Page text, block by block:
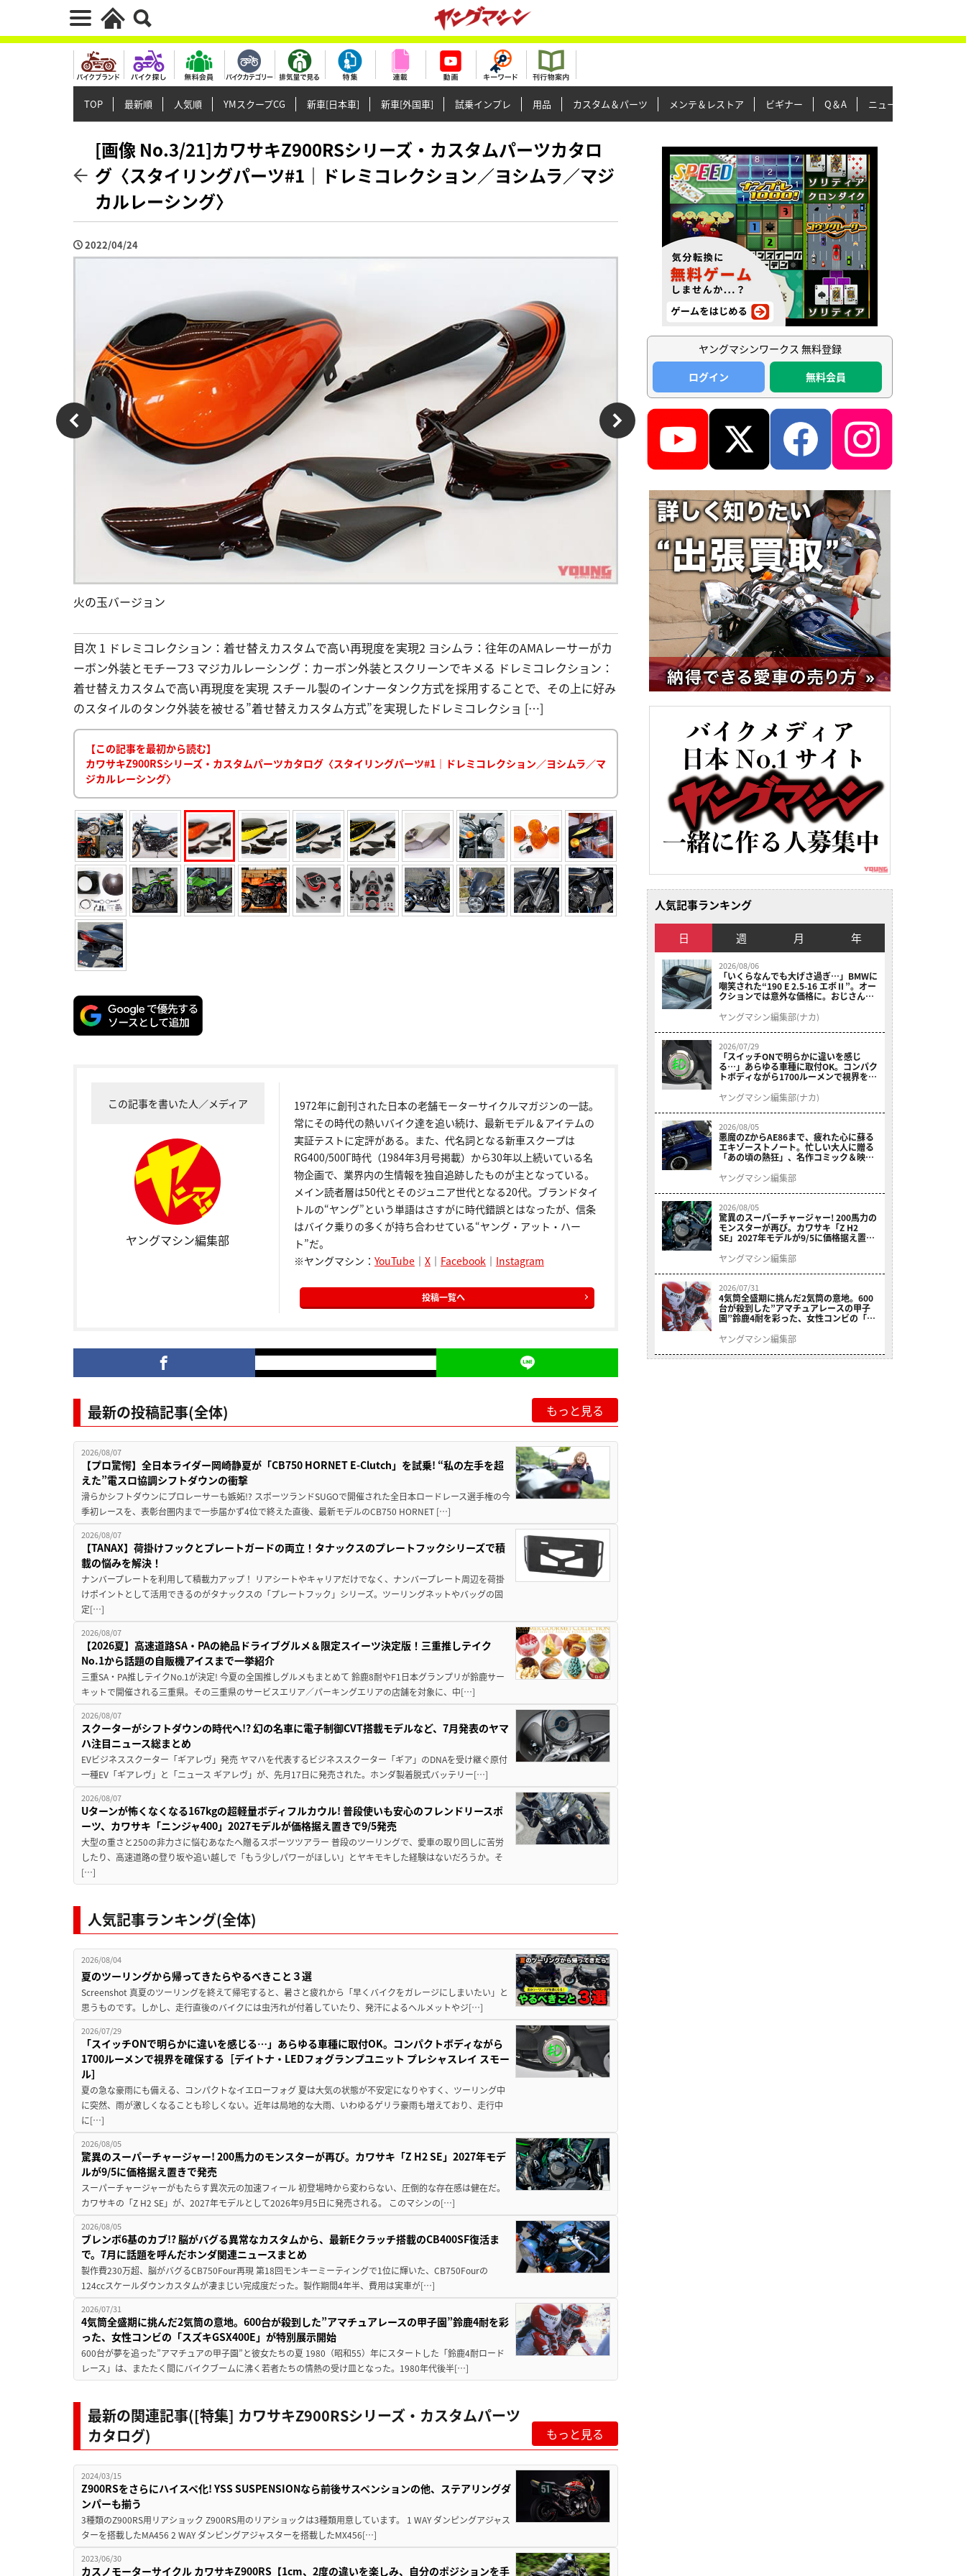
TOP 最新順 人気順 YMスクープCG 新車[日本車] 新車[外国車] 試乗インプレ 用品 カスタム＆パーツ メンテ＆レストア ビギナー Q＆A ニュース＆トピックス
[画像 No.3/21]カワサキZ900RSシリーズ・カスタムパーツカタロ
グ〈スタイリングパーツ#1｜ドレミコレクション／ヨシムラ／マジ
カルレーシング〉
2022/04/24
火の玉バージョン
目次 1 ドレミコレクション：着せ替えカスタムで高い再現度を実現2 ヨシムラ：往年のAMAレーサーがカ
ーボン外装とモチーフ3 マジカルレーシング：カーボン外装とスクリーンでキメる ドレミコレクション：
着せ替えカスタムで高い再現度を実現 スチール製のインナータンク方式を採用することで、その上に好み
のスタイルのタンク外装を被せる”着せ替えカスタム方式”を実現したドレミコレクショ […]
【この記事を最初から読む】
カワサキZ900RSシリーズ・カスタムパーツカタログ〈スタイリングパーツ#1｜ドレミコレクション／ヨシムラ／マ
ジカルレーシング〉
この記事を書いた人／メディア
ヤングマシン編集部
1972年に創刊された日本の老舗モーターサイクルマガジンの一誌。
常にその時代の熱いバイク達を追い続け、最新モデル＆アイテムの
実証テストに定評がある。また、代名詞となる新車スクープは
RG400/500Γ時代（1984年3月号掲載）から30年以上続いている名
物企画で、業界内の生情報を独自追跡したものが主となっている。
メイン読者層は50代とそのジュニア世代となる20代。ブランドタイ
トルの“ヤング”という単語はさすがに時代錯誤とはなったが、信条
はバイク乗りの多くが持ち合わせている“ヤング・アット・ハー
ト”だ。
※ヤングマシン： YouTube｜ X｜ Facebook｜ Instagram
投稿一覧へ
最新の投稿記事(全体) もっと見る
2026/08/07
【プロ驚愕】全日本ライダー岡崎静夏が「CB750 HORNET E-Clutch」を試乗! “私の左手を超
えた”電スロ協調シフトダウンの衝撃
滑らかシフトダウンにプロレーサーも嫉妬!? スポーツランドSUGOで開催された全日本ロードレース選手権の今
季初レースを、表彰台圏内まで一歩届かず4位で終えた直後、最新モデルのCB750 HORNET […]
2026/08/07
【TANAX】荷掛けフックとプレートガードの両立！タナックスのプレートフックシリーズで積
載の悩みを解決！
ナンバープレートを利用して積載力アップ！ リアシートやキャリアだけでなく、ナンバープレート周辺を荷掛
けポイントとして活用できるのがタナックスの「プレートフック」シリーズ。ツーリングネットやバッグの固
定[…]
2026/08/07
【2026夏】高速道路SA・PAの絶品ドライブグルメ＆限定スイーツ決定版！三重推しテイク
No.1から話題の自販機アイスまで一挙紹介
三重SA・PA推しテイクNo.1が決定! 今夏の全国推しグルメもまとめて 鈴鹿8耐やF1日本グランプリが鈴鹿サー
キットで開催される三重県。その三重県のサービスエリア／パーキングエリアの店舗を対象に、中[…]
2026/08/07
スクーターがシフトダウンの時代へ!? 幻の名車に電子制御CVT搭載モデルなど、7月発表のヤマ
ハ注目ニュース総まとめ
EVビジネススクーター「ギアレヴ」発売 ヤマハを代表するビジネススクーター「ギア」のDNAを受け継ぐ原付
一種EV「ギアレヴ」と「ニュース ギアレヴ」が、先月17日に発売された。ホンダ製着脱式バッテリー[…]
2026/08/07
Uターンが怖くなくなる167kgの超軽量ボディフルカウル! 普段使いも安心のフレンドリースポ
ーツ、カワサキ「ニンジャ400」2027モデルが価格据え置きで9/5発売
大型の重さと250の非力さに悩むあなたへ贈るスポーツツアラー 普段のツーリングで、愛車の取り回しに苦労
したり、高速道路の登り坂や追い越しで「もう少しパワーがほしい」とヤキモキした経験はないだろうか。そ
[…]
人気記事ランキング(全体)
2026/08/04
夏のツーリングから帰ってきたらやるべきこと３選
Screenshot 真夏のツーリングを終えて帰宅すると、暑さと疲れから「早くバイクをガレージにしまいたい」と
思うものです。しかし、走行直後のバイクには虫汚れが付着していたり、発汗によるヘルメットやジ[…]
2026/07/29
「スイッチONで明らかに違いを感じる…」あらゆる車種に取付OK。コンパクトボディながら
1700ルーメンで視界を確保する［デイトナ・LEDフォグランプユニット プレシャスレイ スモー
ル］
夏の急な豪雨にも備える、コンパクトなイエローフォグ 夏は大気の状態が不安定になりやすく、ツーリング中
に突然、雨が激しくなることも珍しくない。近年は局地的な大雨、いわゆるゲリラ豪雨も増えており、走行中
に[…]
2026/08/05
驚異のスーパーチャージャー! 200馬力のモンスターが再び。カワサキ「Z H2 SE」2027年モデ
ルが9/5に価格据え置きで発売
スーパーチャージャーがもたらす異次元の加速フィール 初登場時から変わらない、圧倒的な存在感は健在だ。
カワサキの「Z H2 SE」が、2027年モデルとして2026年9月5日に発売される。 このマシンの[…]
2026/08/05
ブレンボ6基のカブ!? 脳がバグる異常なカスタムから、最新Eクラッチ搭載のCB400SF復活ま
で。7月に話題を呼んだホンダ関連ニュースまとめ
製作費230万超、脳がバグるCB750Four再現 第18回モンキーミーティングで1位に輝いた、CB750Fourの
124ccスケールダウンカスタムが凄まじい完成度だった。製作期間4年半、費用は実車が[…]
2026/07/31
4気筒全盛期に挑んだ2気筒の意地。600台が殺到した”アマチュアレースの甲子園”鈴鹿4耐を彩
った、女性コンビの「スズキGSX400E」が特別展示開始
600台が夢を追った”アマチュアの甲子園”と彼女たちの夏 1980（昭和55）年にスタートした「鈴鹿4耐ロード
レース」は、またたく間にバイクブームに沸く若者たちの情熱の受け皿となった。1980年代後半[…]
最新の関連記事([特集] カワサキZ900RSシリーズ・カスタムパーツ
カタログ)
もっと見る
2024/03/15
Z900RSをさらにハイスペ化! YSS SUSPENSIONなら前後サスペンションの他、ステアリングダ
ンパーも揃う
3種類のZ900RS用リアショック Z900RS用のリアショックは3種類用意しています。 1 WAY ダンピングアジャス
ターを搭載したMA456 2 WAY ダンピングアジャスターを搭載したMX456[…]
2023/06/30
カスノモーターサイクル カワサキZ900RS【1cm、2度の違いを楽しみ、自分のポジションを手
ヤングマシンワークス 無料登録
ログイン
無料会員
人気記事ランキング
日 週 月 年
2026/08/06
「いくらなんでも大げさ過ぎ…」BMWに
嘲笑された“190 E 2.5-16 エボⅡ”。オー
クションでは意外な価格に。おじさん達
ヤングマシン編集部(ナカ)
2026/07/29
「スイッチONで明らかに違いを感じ
る…」あらゆる車種に取付OK。コンパク
トボディながら1700ルーメンで視界を確
ニット プレシャスレイ スモール］
ヤングマシン編集部(ナカ)
2026/08/05
悪魔のZからAE86まで、疲れた心に蘇る
エキゾーストノート。忙しい大人に贈る
「あの頃の熱狂」、名作コミック＆映画
結！
ヤングマシン編集部
2026/08/05
驚異のスーパーチャージャー! 200馬力の
モンスターが再び。カワサキ「Z H2
SE」2027年モデルが9/5に価格据え置き
ヤングマシン編集部
2026/07/31
4気筒全盛期に挑んだ2気筒の意地。600
台が殺到した”アマチュアレースの甲子
園”鈴鹿4耐を彩った、女性コンビの「ス
ヤングマシン編集部